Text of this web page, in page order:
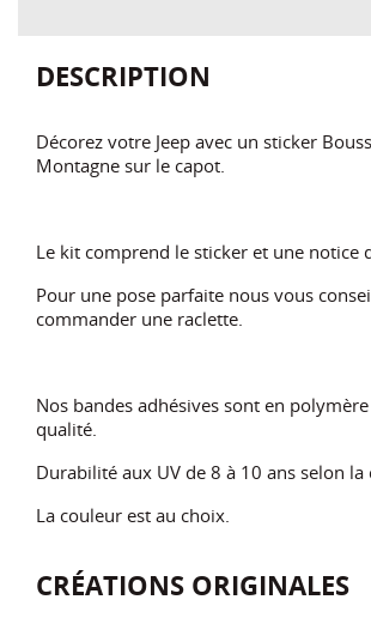
DESCRIPTION
Décorez votre Jeep avec un sticker
Montagne sur le capot.
Le kit comprend le sticker et une notice
Pour une pose parfaite nous vous
commander une raclette.
Nos bandes adhésives sont en
qualité.
Durabilité aux UV de 8 à 10 ans selon la
La couleur est au choix.
CRÉATIONS ORIGINALES